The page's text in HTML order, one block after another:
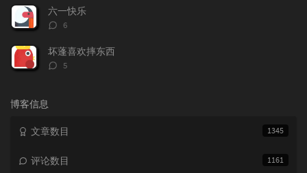
数：
六一快乐
评
数：
6
坏蓬喜欢摔东西
评
5
博客信息
1345
文章数目
1161
评论数目